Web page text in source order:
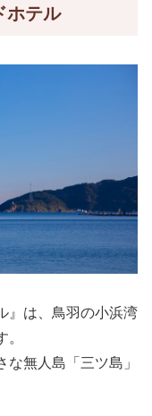
ホテル
』は、鳥羽の小浜湾
無人島「三ツ島」